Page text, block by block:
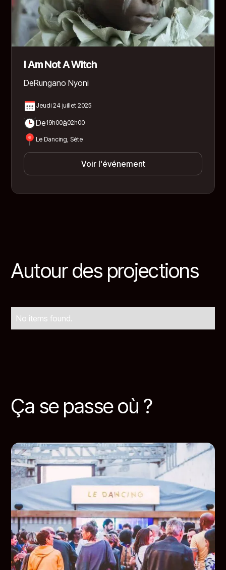
I Am Not A Witch
DeRungano Nyoni
Jeudi 24 juillet 2025
De19h00à02h00
Le Dancing, Sète
Voir l'événement
Autour des projections
No items found.
Ça se passe où ?